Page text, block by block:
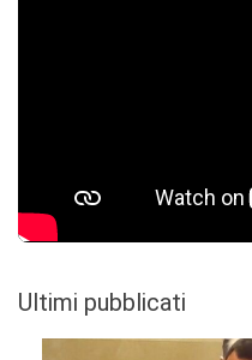
Ultimi pubblicati